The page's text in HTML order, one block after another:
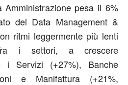
Amministrazione pesa il 6%
del Data Management &
ritmi leggermente più lenti
i settori, a crescere
i Servizi (+27%), Banche
e Manifattura (+21%,